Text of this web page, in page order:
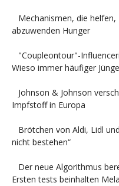
Mechanismen, die
abzuwenden Hunger
"Coupleontour"-
Wieso immer häufiger
Johnson & Johnson
Impfstoff in Europa
Brötchen von Aldi, Lidl
nicht bestehen“
Der neue Algorithmus
Ersten tests beinhalten